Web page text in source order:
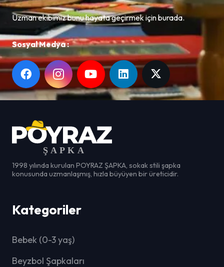
Uzman ekibimiz bunu hayata geçirmek için burada.
Sosyal Medya :
1998 yılında kurulan POYRAZ ŞAPKA, sokak stili şapka
konusunda uzmanlaşmış, hızla büyüyen bir üreticidir.
Kategoriler
Bebek (0-3 yaş)
Beyzbol Şapkaları